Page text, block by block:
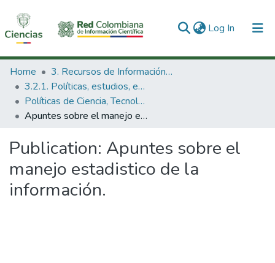
Log In (current)
Communities & Collections
All of DSpace
Statistics
Home
3. Recursos de Información Científica y Tecnológica
3.2.1. Políticas, estudios, evaluaciones e indicadores de CTeI
Políticas de Ciencia, Tecnología e Innovación
Apuntes sobre el manejo estadistico de la información.
Publication: Apuntes sobre el
manejo estadistico de la
información.